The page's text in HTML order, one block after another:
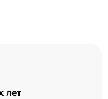
лет